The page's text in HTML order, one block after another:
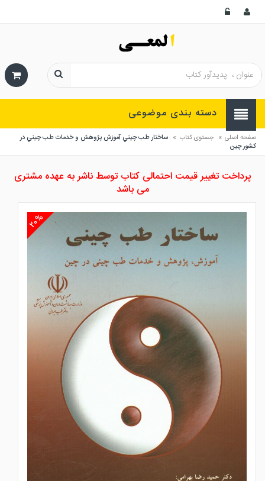
دسته بندی موضوعی
صفحه اصلی » جستوی کتاب » ساختار طب چيني آموزش پژوهش و خدمات طب چيني در
كشور چين
پرداخت تغییر قیمت احتمالی کتاب توسط ناشر به عهده مشتری
می باشد
۲۰%